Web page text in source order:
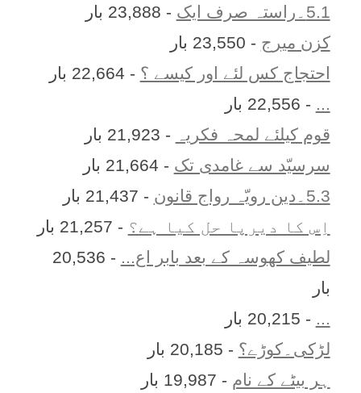
5.1۔راستہ صرف ایک
- 23,888 بار
کزن ميرج - 23,550 بار
احتجاج کس لئے اور کیسے ؟ - 22,664 بار
... - 22,556 بار
قوم کیلئے لمحہ فکریہ
- 21,923 بار
سرسیّد سے غامدی تک - 21,664 بار
5.3۔دین رویّہ رواج قانون
- 21,437 بار
اِس کا ديرپا حل کيا ہے؟ - 21,257 بار
لطیف کھوسہ کے بعد بابر اع...
- 20,536
بار
... - 20,215 بار
لڑکی۔کوڑے؟ - 20,185 بار
ہر بيٹے کے نام - 19,987 بار